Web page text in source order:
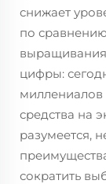
снижает
по
цифры:
миллениалов
средства на
разумеется,
сократить